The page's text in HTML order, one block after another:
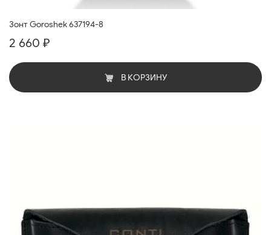
Зонт Goroshek 637194-8
2 660 ₽
В КОРЗИНУ